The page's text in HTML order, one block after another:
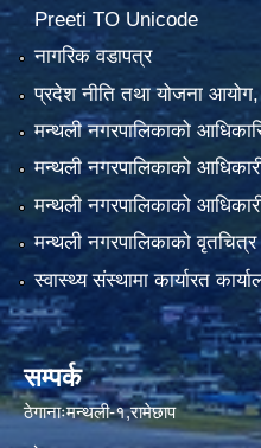
Preeti TO Unicode
नागरिक वडापत्र
प्रदेश नीति तथा योजना
मन्थली नगरपालिकाको
मन्थली नगरपालिकाको
मन्थली नगरपालिकाको
मन्थली नगरपालिकाको वृतचित्र
स्वास्थ्य संस्थामा कार्यारत
सम्पर्क
ठेगानाःमन्थली-१,रामेछाप